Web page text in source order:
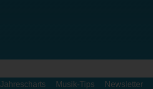
Jahrescharts Musik-Tips Newsletter